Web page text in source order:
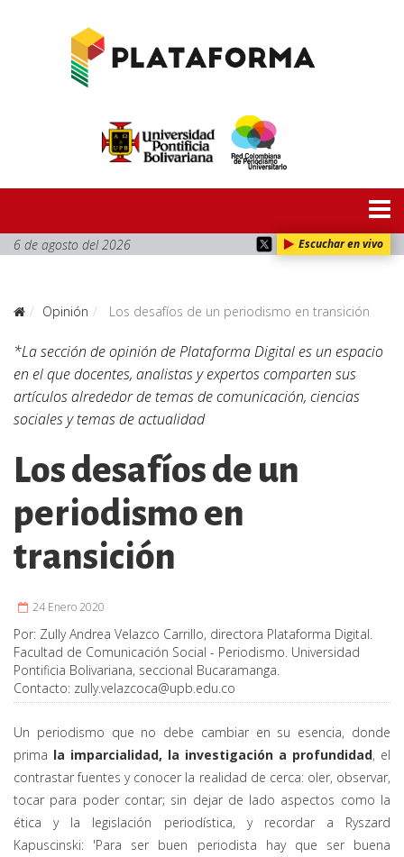
6 de agosto del 2026 Escuchar en vivo
Opinión Los desafíos de un periodismo en transición
*La sección de opinión de Plataforma Digital es un espacio
en el que docentes, analistas y expertos comparten sus
artículos alrededor de temas de comunicación, ciencias
sociales y temas de actualidad
Los desafíos de un
periodismo en
transición
24 Enero 2020
Por: Zully Andrea Velazco Carrillo, directora Plataforma Digital.
Facultad de Comunicación Social - Periodismo. Universidad
Pontificia Bolivariana, seccional Bucaramanga.
Contacto: zully.velazcoca@upb.edu.co
Un periodismo que no debe cambiar en su esencia, donde
prima la imparcialidad, la investigación a profundidad, el
contrastar fuentes y conocer la realidad de cerca: oler, observar,
tocar para poder contar; sin dejar de lado aspectos como la
ética y la legislación periodística, y recordar a Ryszard
Kapuscinski: 'Para ser buen periodista hay que ser buena